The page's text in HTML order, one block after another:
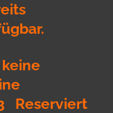
Reserviert